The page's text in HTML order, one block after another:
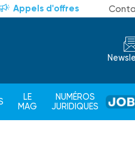
Appels d'offres
LE
MAG
NUMÉROS
JURIDIQUES
JOB